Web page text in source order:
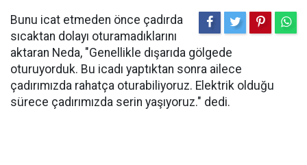
Bunu icat etmeden önce çadırda
sıcaktan dolayı oturamadıklarını
aktaran Neda, "Genellikle dışarıda gölgede
oturuyorduk. Bu icadı yaptıktan sonra ailece
çadırımızda rahatça oturabiliyoruz. Elektrik olduğu
sürece çadırımızda serin yaşıyoruz." dedi.